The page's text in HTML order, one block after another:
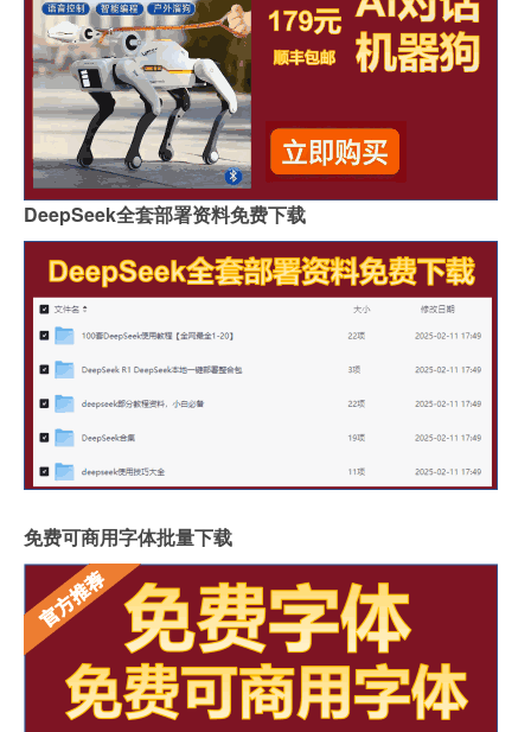
DeepSeek全套部署资料免费下载
免费可商用字体批量下载